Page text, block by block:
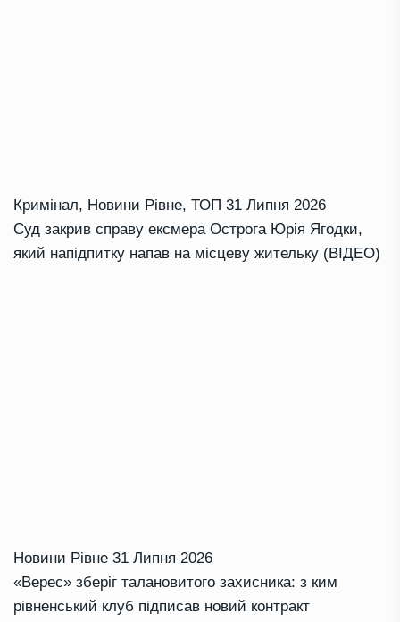
Кримінал, Новини Рівне, ТОП 31 Липня 2026
Суд закрив справу ексмера Острога Юрія Ягодки,
який напідпитку напав на місцеву жительку (ВІДЕО)
Новини Рівне 31 Липня 2026
«Верес» зберіг талановитого захисника: з ким
рівненський клуб підписав новий контракт